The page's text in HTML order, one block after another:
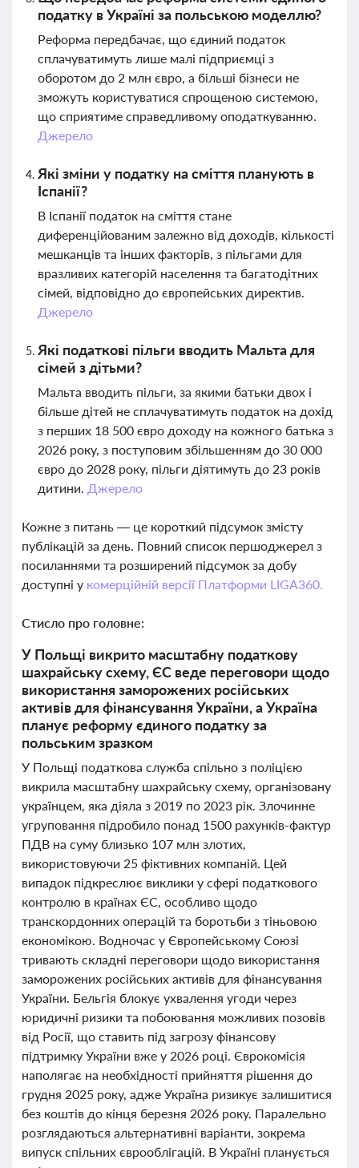
податку в Україні за польською моделлю?
Реформа передбачає, що єдиний податок
сплачуватимуть лише малі підприємці з
оборотом до 2 млн євро, а більші бізнеси не
зможуть користуватися спрощеною системою,
що сприятиме справедливому оподаткуванню.
Джерело
Які зміни у податку на сміття планують в
Іспанії?
В Іспанії податок на сміття стане
диференційованим залежно від доходів, кількості
мешканців та інших факторів, з пільгами для
вразливих категорій населення та багатодітних
сімей, відповідно до європейських директив.
Джерело
Які податкові пільги вводить Мальта для
сімей з дітьми?
Мальта вводить пільги, за якими батьки двох і
більше дітей не сплачуватимуть податок на дохід
з перших 18 500 євро доходу на кожного батька з
2026 року, з поступовим збільшенням до 30 000
євро до 2028 року, пільги діятимуть до 23 років
дитини. Джерело
Кожне з питань — це короткий підсумок змісту
публікацій за день. Повний список першоджерел з
посиланнями та розширений підсумок за добу
доступні у комерційній версії Платформи LIGA360.
Стисло про головне:
У Польщі викрито масштабну податкову
шахрайську схему, ЄС веде переговори щодо
використання заморожених російських
активів для фінансування України, а Україна
планує реформу єдиного податку за
польським зразком
У Польщі податкова служба спільно з поліцією
викрила масштабну шахрайську схему, організовану
українцем, яка діяла з 2019 по 2023 рік. Злочинне
угруповання підробило понад 1500 рахунків-фактур
ПДВ на суму близько 107 млн злотих,
використовуючи 25 фіктивних компаній. Цей
випадок підкреслює виклики у сфері податкового
контролю в країнах ЄС, особливо щодо
транскордонних операцій та боротьби з тіньовою
економікою. Водночас у Європейському Союзі
тривають складні переговори щодо використання
заморожених російських активів для фінансування
України. Бельгія блокує ухвалення угоди через
юридичні ризики та побоювання можливих позовів
від Росії, що ставить під загрозу фінансову
підтримку України вже у 2026 році. Єврокомісія
наполягає на необхідності прийняття рішення до
грудня 2025 року, адже Україна ризикує залишитися
без коштів до кінця березня 2026 року. Паралельно
розглядаються альтернативні варіанти, зокрема
випуск спільних єврооблігацій. В Україні планується